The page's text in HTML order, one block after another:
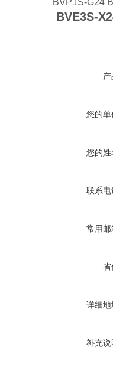
BVP1S-G24
BVE3S-
您的
您的
联系
常用
省
详细
补充